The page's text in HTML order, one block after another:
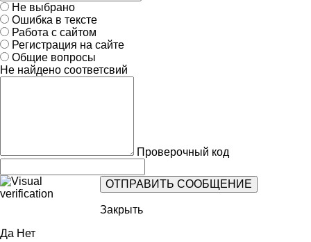
Не выбрано
Ошибка в тексте
Работа с сайтом
Регистрация на сайте
Общие вопросы
Не найдено соответсвий
Проверочный код
Закрыть
Да Нет